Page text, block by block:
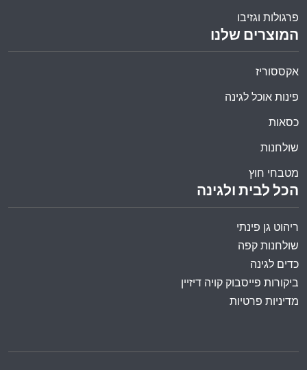
הכל לבית ולגינה
ריהוט גן פינתי
שולחנות קפה
כדים לגינה
ביקורות פייסבוק קויה דיזיין
מדיניות פרטיות
המוצרים שלנו
אקססוריז
פינות אוכל לגינה
כסאות
שולחנות
מטבחי חוץ
פרגולות וגזיבו